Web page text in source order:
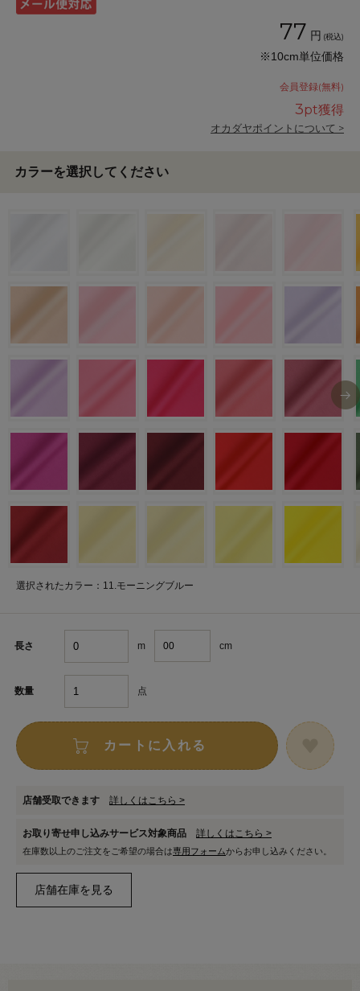
77 円 (税込)
※10cm単位価格
会員登録(無料)
3pt獲得
オカダヤポイントについて >
カラーを選択してください
選択されたカラー：11.モーニングブルー
長さ m cm
数量 点
カートに入れる
店舗受取できます 詳しくはこちら >
お取り寄せ申し込みサービス対象商品 詳しくはこちら >
在庫数以上のご注文をご希望の場合は専用フォームからお申し込みください。